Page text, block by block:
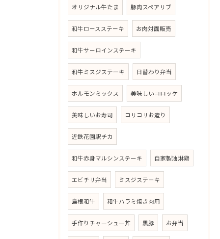
オリジナル牛たま 豚肉スペアリブ
和牛ロースステーキ お肉対面販売
和牛サーロインステーキ
和牛ミスジステーキ 日替わり弁当
ホルモンミックス 美味しいコロッケ
美味しいお寿司 コリコリお造り
近鉄花園駅チカ
和牛赤身マルシンステーキ 自家製油淋鶏
エビチリ弁当 ミスジステーキ
島根和牛 和牛ハラミ焼き肉用
手作りチャーシュー丼 黒豚 お弁当